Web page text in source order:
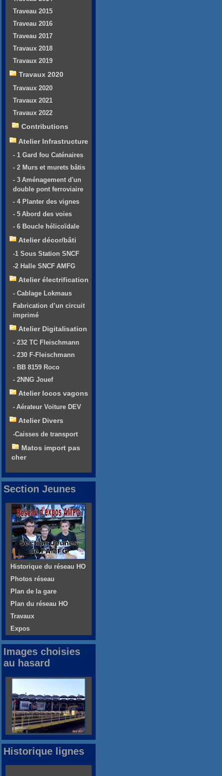
Traveau 2015
Traveau 2016
Traveau 2017
Travaux 2018
Travaux 2019
Travaux 2020
Travaux 2020
Travaux 2021
Travaux 2022
Contributions
Atelier Infrastructure
- 1 Gard fou Caténaires
- 2 Murs et murets bâtis
- 3 Aménagement d'un
double pont ferroviaire
- 4 Planter des vignes
- 5 Abord des voies
- 6 Boucle hélicoïdale
Atelier décor/bâti
-1 Sous Station SNCF
-2 Halle SNCF AMFG
Atelier électrification
- Cablage Lokmaus
Fabrication d’un circuit
imprimé
Atelier Digitalisation
- 232 TC Fleischmann
- 230 F-Fleischmann
- BB 8159 Roco
- 2NNG Jouef
Atelier locos vagons
- Aérateur Voiture DEV
Atelier Divers
-Caisses de transport
Matos import pas
cher
Section Jeunes
Historique du réseau HO
Photos réseau
Plan de la gare
Plan du réseau HO
Travaux
Expos
Images choisies
au hasard
Historique lignes